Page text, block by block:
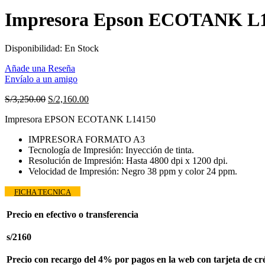
Impresora Epson ECOTANK
Disponibilidad: En Stock
Añade una Reseña
Envíalo a un amigo
S/3,250.00 El
original
S/3,250.00.
S/2,160.00El
actual
S/2,160.00.
Impresora EPSON ECOTANK L14150
IMPRESORA FORMATO A3
Tecnología de Impresión: Inyección de tinta.
Resolución de Impresión: Hasta 4800 dpi x 1200 dpi.
Velocidad de Impresión: Negro 38 ppm y color 24 ppm.
FICHA TECNICA
Precio en efectivo o transferencia
s/2160
Precio con recargo del 4% por pagos en la web con tarjeta de